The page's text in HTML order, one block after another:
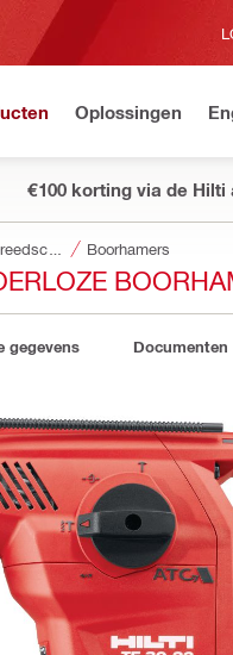
Oplossingen
€100 korting via de Hilti
Boorhamers
gegevens Documenten